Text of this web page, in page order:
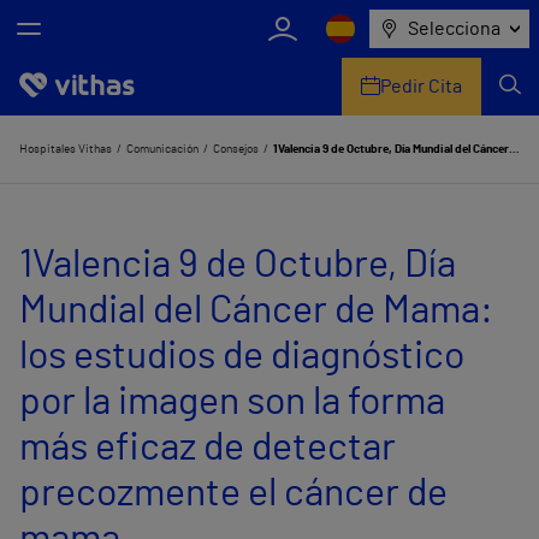
Selecciona
Nosotros
Servicios de salud
Equipo médico y asistencial
Comunicación
Pedir Cita
Hospitales Vithas Comunicación Consejos 1Valencia 9 de Octubre, Día Mundial del Cáncer de Mama: los estudios de diagnóstico por la imagen son la forma más eficaz de detectar precozmente el cáncer de mama
1Valencia 9 de Octubre, Día
Mundial del Cáncer de Mama:
los estudios de diagnóstico
por la imagen son la forma
más eficaz de detectar
precozmente el cáncer de